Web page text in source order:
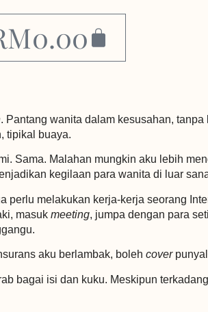
0.00
. Pantang wanita dalam kesusahan,
tipikal buaya.
Sama. Malahan mungkin aku lebih
kegilaan para wanita di luar
perlu melakukan kerja-kerja seorang
masuk meeting, jumpa dengan para
aku berlambak, boleh cover
bagai isi dan kuku. Meskipun